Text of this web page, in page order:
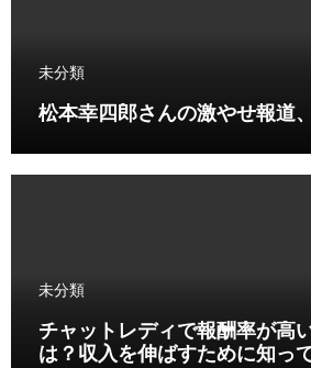
未分類
松本幸四郎さんの激やせ報道
未分類
チャットレディで報酬率が高
は？収入を伸ばすために知っ